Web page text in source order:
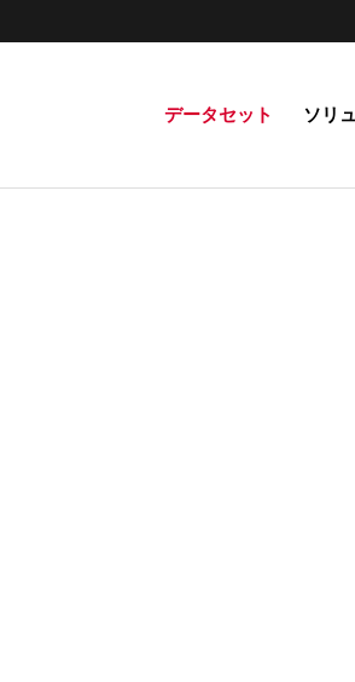
データセット ソリ